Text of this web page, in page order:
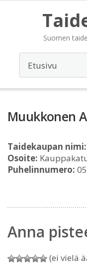
Suomen
Muukkonen
Taidekaupan nimi:
Osoite:
Puhelinnumero:
Anna
(ei vielä